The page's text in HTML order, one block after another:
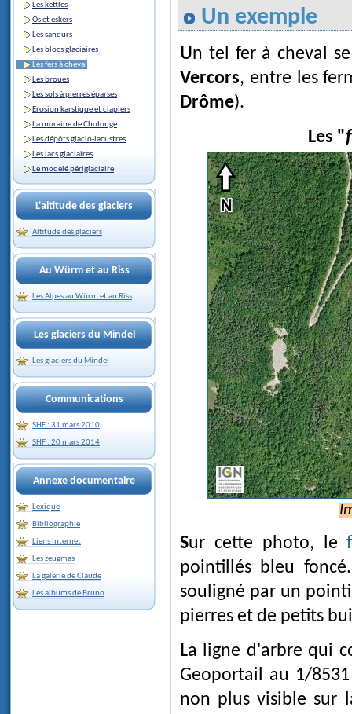
Les kettles
Ôs et eskers
Les sandurs
Les blocs glaciaires
Les fers à cheval
Les broues
Les sols à pierres éparses
Erosion karstique et clapiers
La moraine de Cholonge
Les dépôts glacio-lacustres
Les lacs glaciaires
Le modelé périglaciaire
L'altitude des glaciers
Altitude des glaciers
Au Würm et au Riss
Les Alpes au Würm et au Riss
Les glaciers du Mindel
Les glaciers du Mindel
Communications
SHF : 31 mars 2010
SHF : 20 mars 2014
Annexe documentaire
Lexique
Bibliographie
Liens Internet
Les zeugmas
La galerie de Claude
Les albums de Bruno
Un exemple
Un tel fer à cheval
Vercors, entre les
Drôme).
Les "
Sur cette photo, le
pointillés bleu
souligné par un
pierres et de petits
La ligne d'arbre qui
Geoportail au 1/
non plus visible sur